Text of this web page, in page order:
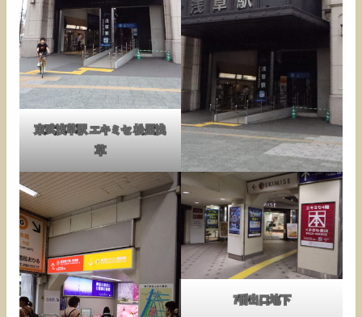
東武浅草駅 エキミセ 松屋浅
草
7番出口地下